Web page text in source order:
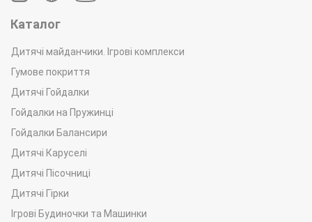
Каталог
Дитячі майданчики. Ігрові комплекси
Гумове покриття
Дитячі Гойдалки
Гойдалки на Пружинці
Гойдалки Балансири
Дитячі Каруселі
Дитячі Пісочниці
Дитячі Гірки
Ігрові Будиночки та Машинки